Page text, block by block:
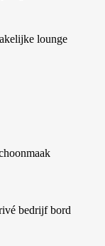
lounge
bedrijf bord